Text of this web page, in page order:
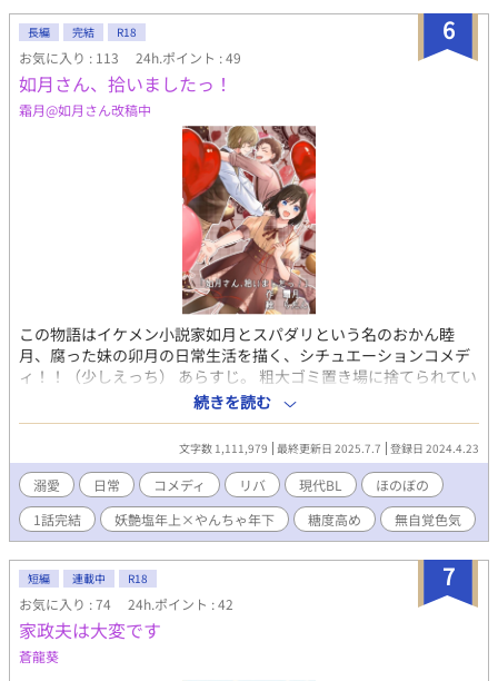
6
長編 完結 R18
お気に入り : 113 24h.ポイント : 49
如月さん、拾いましたっ！
霜月@如月さん改稿中
この物語はイケメン小説家如月とスパダリという名のおかん睦
月、腐った妹の卯月の日常生活を描く、シチュエーションコメデ
ィ！！（少しえっち） あらすじ。 粗大ゴミ置き場に捨てられてい
た、粗大ゴミは住所不定、無職のオジサン（？）？！ 佐野卯月
（さのうづき）14歳は如月を家に持ち帰る。身なりを整えた如月
はただのイケメンで、小説家だった？！ 如月は生活能力のない
ダメ人間？！ 兄妹と小説家の奇妙な生活が始まる！！！ 性的指
向の変化の恋。セクシュアルマイノリティへの理解。性への興
味。シュールなギャグに混じりながら、セクシュアルを学んでい
く、ドタバタ日常系ラブコメディ！！ ※4話（2）からBL要素が出
てきます。前半はギャグ要素強めです。物語が進むにつれ、性に
関する事柄が増えます。セクシュアルマイノリティに対し、現代
の状況と合わせているため、ハラスメントに当たる表現をする人
間も出てきます。 ★えっちな描写があるエピソードには#がつい
ています。（※ねこみみえっち、クリームでどろどろえっち、男
の娘、分からせ、目隠し、拘束、鏡プレイ、事後処理……他にも
続きを読む
文字数 1,111,979 最終更新日 2025.7.7 登録日 2024.4.23
溺愛 日常 コメディ リバ 現代BL
ほのぼの
1話完結
妖艶塩年上×やんちゃ年下 糖度高め 無自覚色気
7
短編 連載中 R18
お気に入り : 74 24h.ポイント : 42
家政夫は大変です
蒼龍葵